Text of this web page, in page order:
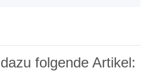
folgende Artikel: